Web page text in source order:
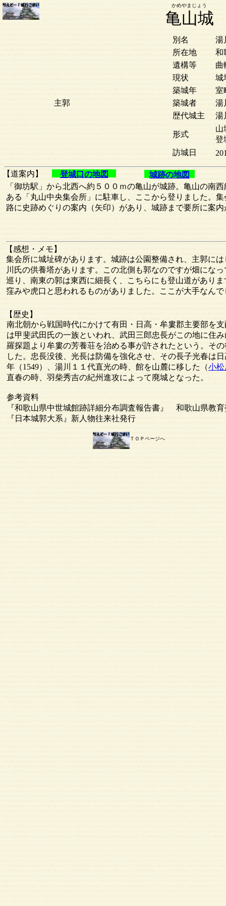
登城口の地図 城跡の地図
南北朝から戦国時代にかけて有田・日高・牟婁郡主要部を
は甲斐武田氏の一族といわれ、武田三郎忠長がこの地に住
羅探題より牟婁の芳養荘を治める事が許されたという。そ
した。忠長没後、光長は防備を強化させ、その長子光春は
年（1549）、湯川１１代直光の時、館を山麓に移した（小
直春の時、羽柴秀吉の紀州進攻によって廃城となった。
参考資料
『和歌山県中世城館跡詳細分布調査報告書』 和歌山県教
『日本城郭大系』新人物往来社発行
亀山城
主郭
「御坊駅」から北西へ約５００ｍの亀山が城跡。亀山の南
ある「丸山中央集会所」に駐車し、ここから登りました。
路に史跡めぐりの案内（矢印）があり、城跡まで要所に案
別名
湯
所在地
和
遺構等
曲
現状
城
築城年
室
築城者
湯
歴代城主
湯
形式
山
登
訪城日
集会所に城址碑があります。城跡は公園整備され、主郭に
川氏の供養塔があります。この北側も郭なのですが畑にな
巡り、南東の郭は東西に細長く、こちらにも登山道があり
窪みや虎口と思われるものがありました。ここが大手なん
【感想・メモ】
【歴史】
【道案内】
かめやまじょう
ＴＯＰページへ